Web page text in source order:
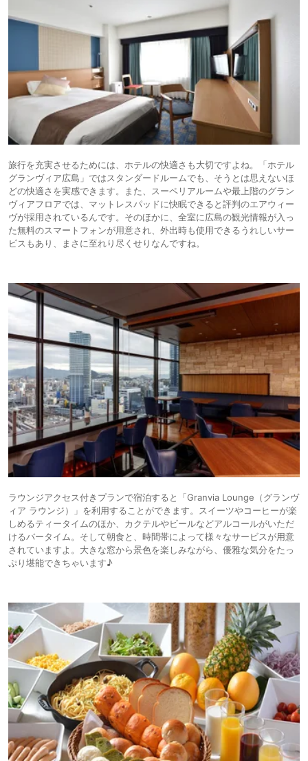
旅行を充実させるためには、ホテルの快適さも大切ですよね。「ホテル
グランヴィア広島」ではスタンダードルームでも、そうとは思えないほ
どの快適さを実感できます。また、スーペリアルームや最上階のグラン
ヴィアフロアでは、マットレスパッドに快眠できると評判のエアウィー
ヴが採用されているんです。そのほかに、全室に広島の観光情報が入っ
た無料のスマートフォンが用意され、外出時も使用できるうれしいサー
ビスもあり、まさに至れり尽くせりなんですね。
ラウンジアクセス付きプランで宿泊すると「Granvia Lounge（グランヴ
ィア ラウンジ）」を利用することができます。スイーツやコーヒーが楽
しめるティータイムのほか、カクテルやビールなどアルコールがいただ
けるバータイム。そして朝食と、時間帯によって様々なサービスが用意
されていますよ。大きな窓から景色を楽しみながら、優雅な気分をたっ
ぷり堪能できちゃいます♪